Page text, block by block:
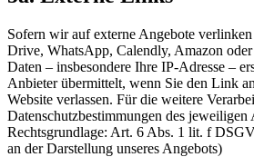
Sofern wir auf externe Angebote
Drive, WhatsApp, Calendly, Amazon
Daten – insbesondere Ihre IP-Adresse –
Anbieter übermittelt, wenn Sie den Link
Website verlassen. Für die weitere
Datenschutzbestimmungen des jeweiligen
Rechtsgrundlage: Art. 6 Abs. 1 lit. f
an der Darstellung unseres Angebots)